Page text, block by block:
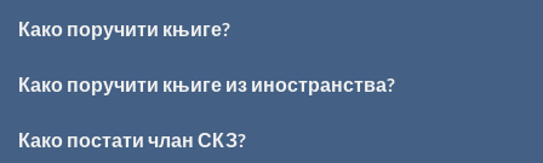
„Милован
поезију
Како поручити књиге?
Како поручити књиге из иностранства?
Како постати члан СКЗ?